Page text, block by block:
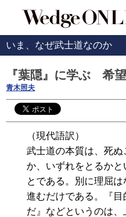
いま、なぜ武士道なのか
『葉隠』に学ぶ 希
青木照夫
（現代語訳）
武士道の本質は、死
か、いずれをとるかと
とである。別に理屈
進むだけである。『
だ』などというのは